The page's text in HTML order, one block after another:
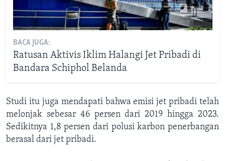
BACA JUGA:
Ratusan Aktivis Iklim Halangi Jet Pribadi di
Bandara Schiphol Belanda
Studi itu juga mendapati bahwa emisi jet pribadi telah
melonjak sebesar 46 persen dari 2019 hingga 2023.
Sedikitnya 1,8 persen dari polusi karbon penerbangan
berasal dari jet pribadi.